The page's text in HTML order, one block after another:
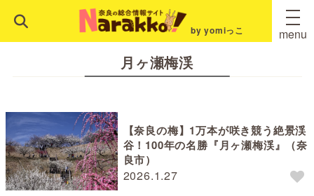
by yomiっこ menu
月ヶ瀬梅渓
2026.1.27
【奈良の梅】1万本が咲き競う絶景渓
谷！100年の名勝『月ヶ瀬梅渓』（奈
良市）